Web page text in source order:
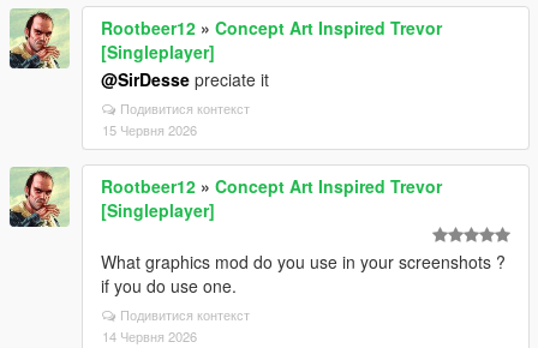
Rootbeer12 » Concept Art Inspired Trevor
[Singleplayer]
@SirDesse preciate it
Подивитися контекст
15 Червня 2026
Rootbeer12 » Concept Art Inspired Trevor
[Singleplayer]
What graphics mod do you use in your screenshots ?
if you do use one.
Подивитися контекст
14 Червня 2026